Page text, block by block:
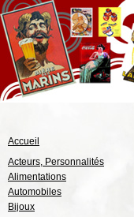
Accueil
Acteurs, Personnalités
Alimentations
Automobiles
Bijoux